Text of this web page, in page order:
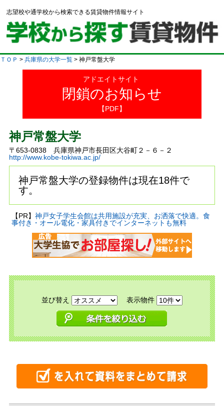
志望校や通学校から検索できる賃貸物件情報サイト
ＴＯＰ > 兵庫県の大学一覧 > 神戸常盤大学
アドエイトサイト
閉鎖のお知らせ
【PDF】
神戸常盤大学
〒653-0838 兵庫県神戸市長田区大谷町２－６－２
http://www.kobe-tokiwa.ac.jp/
神戸常盤大学の登録物件は現在18件で
す。
【PR】 神戸女子学生会館は共用施設が充実、お洒落で快適。食
事付き・オール電化・家具付きでインターネットも無料
並び替え 表示物件